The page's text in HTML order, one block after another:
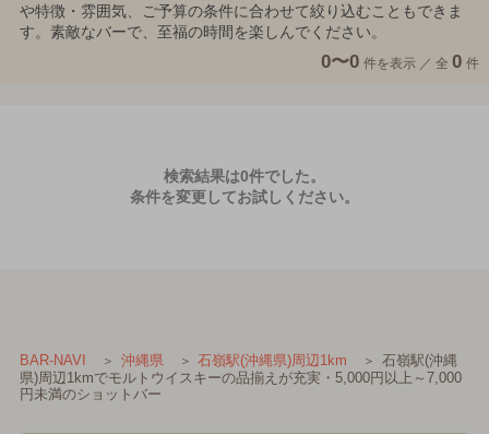
や特徴・雰囲気、ご予算の条件に合わせて絞り込むこともできま
す。素敵なバーで、至福の時間を楽しんでください。
0〜0 件を表示 ／ 全 0 件
検索結果は0件でした。
条件を変更してお試しください。
BAR-NAVI 沖縄県 石嶺駅(沖縄県)周辺1km
石嶺駅(沖縄
県)周辺1kmでモルトウイスキーの品揃えが充実・5,000円以上～7,000
円未満のショットバー